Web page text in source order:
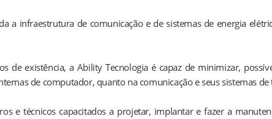
a infraestrutura de comunicação e de sistemas de energia
de existência, a Ability Tecnologia é capaz de minimizar,
de computador, quanto na comunicação e seus sistemas
e técnicos capacitados a projetar, implantar e fazer a